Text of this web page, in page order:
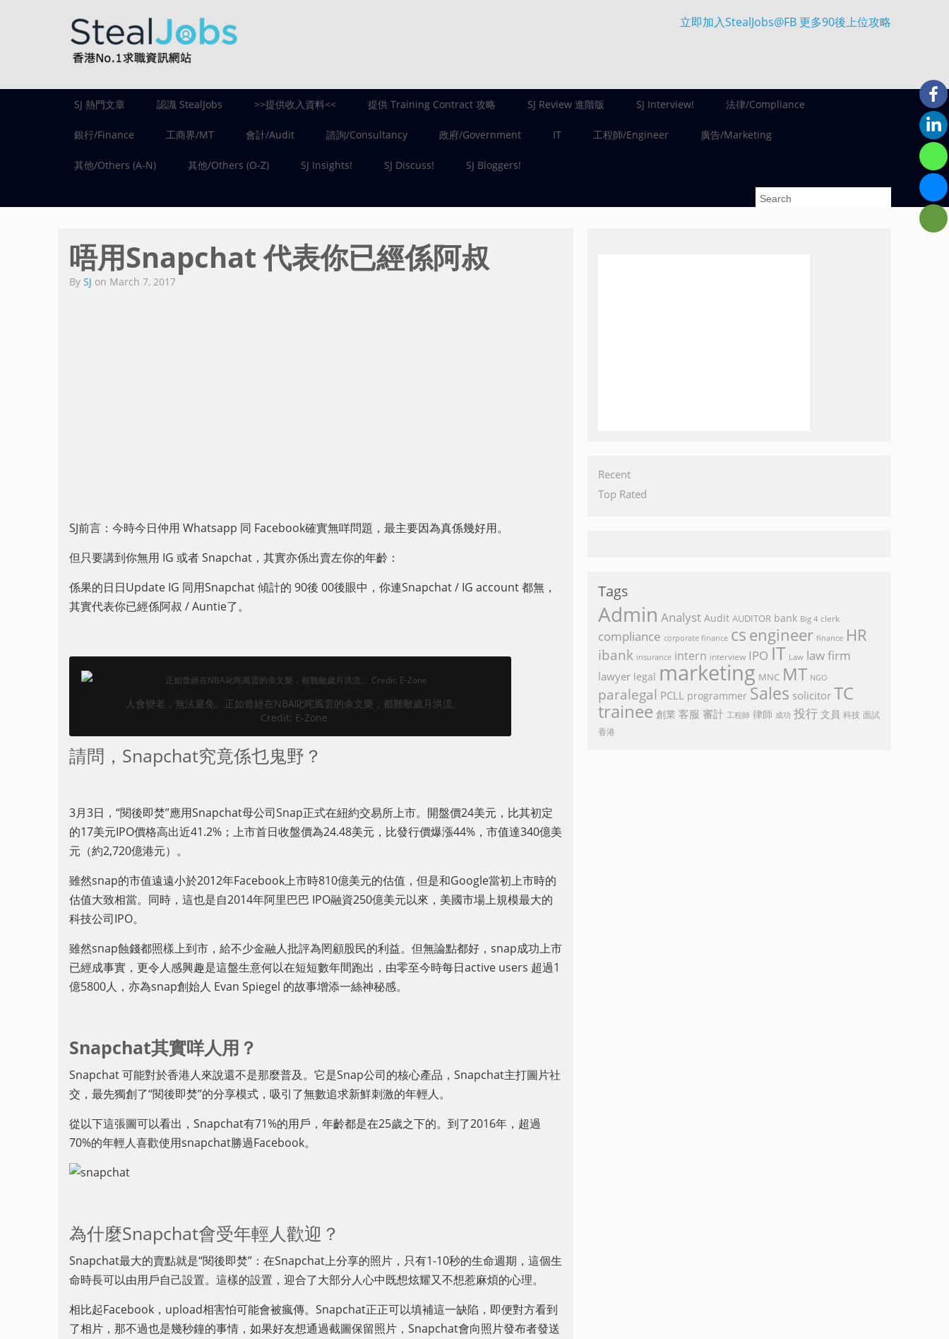
立即加入StealJobs@FB 更多90後上位攻略
SJ 熱門文章 認識 StealJobs >>提供收入資料<< 提供 Training Contract 攻略 SJ Review 進階版 SJ Interview! 法律/Compliance
銀行/Finance 工商界/MT 會計/Audit 諮詢/Consultancy 政府/Government IT 工程師/Engineer 廣告/Marketing
其他/Others (A-N) 其他/Others (O-Z) SJ Insights! SJ Discuss! SJ Bloggers!
唔用Snapchat 代表你已經係阿叔
By SJ on March 7, 2017
SJ前言：今時今日仲用 Whatsapp 同 Facebook確實無咩問題，最主要因為真係幾好用。
但只要講到你無用 IG 或者 Snapchat，其實亦係出賣左你的年齡：
係果的日日Update IG 同用Snapchat 傾計的 90後 00後眼中，你連Snapchat / IG account 都無，
其實代表你已經係阿叔 / Auntie了。
人會變老，無法避免。正如曾經在NBA叱咤風雲的余文樂，都難敵歲月洪流。
Credit: E-Zone
請問，Snapchat究竟係乜鬼野？
3月3日，“閱後即焚”應用Snapchat母公司Snap正式在紐約交易所上市。開盤價24美元，比其初定
的17美元IPO價格高出近41.2%；上市首日收盤價為24.48美元，比發行價爆漲44%，市值達340億美
元（約2,720億港元）。
雖然snap的市值遠遠小於2012年Facebook上市時810億美元的估值，但是和Google當初上市時的
估值大致相當。同時，這也是自2014年阿里巴巴 IPO融資250億美元以來，美國市場上規模最大的
科技公司IPO。
雖然snap蝕錢都照樣上到市，給不少金融人批評為罔顧股民的利益。但無論點都好，snap成功上市
已經成事實，更令人感興趣是這盤生意何以在短短數年間跑出，由零至今時每日active users 超過1
億5800人，亦為snap創始人 Evan Spiegel 的故事增添一絲神秘感。
Snapchat其實咩人用？
Snapchat 可能對於香港人來說還不是那麼普及。它是Snap公司的核心產品，Snapchat主打圖片社
交，最先獨創了“閱後即焚”的分享模式，吸引了無數追求新鮮刺激的年輕人。
從以下這張圖可以看出，Snapchat有71%的用戶，年齡都是在25歲之下的。到了2016年，超過
70%的年輕人喜歡使用snapchat勝過Facebook。
為什麼Snapchat會受年輕人歡迎？
Snapchat最大的賣點就是“閱後即焚”：在Snapchat上分享的照片，只有1-10秒的生命週期，這個生
命時長可以由用戶自己設置。這樣的設置，迎合了大部分人心中既想炫耀又不想惹麻煩的心理。
相比起Facebook，upload相害怕可能會被瘋傳。Snapchat正正可以填補這一缺陷，即便對方看到
了相片，那不過也是幾秒鐘的事情，如果好友想通過截圖保留照片，Snapchat會向照片發布者發送
Recent
Top Rated
Tags
Admin Analyst Audit AUDITOR bank Big 4 clerk
compliance corporate finance cs engineer finance HR
ibank insurance intern interview IPO IT Law law firm
lawyer legal marketing MNC MT NGO
paralegal PCLL programmer Sales solicitor TC
trainee 創業 客服 審計 工程師 律師 成功 投行 文員 科技 面試
香港